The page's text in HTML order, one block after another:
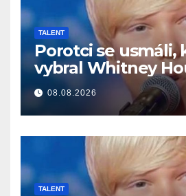
TALENT
Porotci se usmáli,
vybral Whitney
Pak začal zpívat
08.08.2026
TALENT